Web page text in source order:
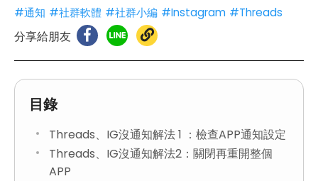
#通知 #社群軟體 #社群小編 #Instagram #Threads
分享給朋友
目錄
Threads、IG沒通知解法 1 ：檢查APP通知設定
Threads、IG沒通知解法2：關閉再重開整個
APP